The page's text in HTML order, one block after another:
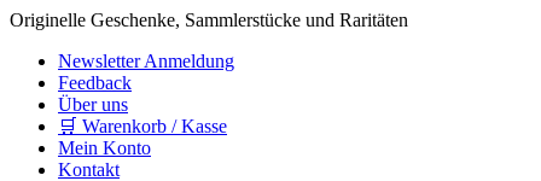
Originelle Geschenke, Sammlerstücke und Raritäten
Newsletter Anmeldung
Feedback
Über uns
🛒 Warenkorb / Kasse
Mein Konto
Kontakt